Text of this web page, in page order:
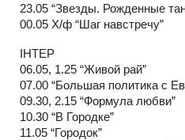
23.05 “Звезды. Рожденные
00.05 Х/ф “Шаг навстречу”
IНТЕР
06.05, 1.25 “Живой рай”
07.00 “Большая политика с
09.30, 2.15 “Формула любви”
10.30 “В Городке”
11.05 “Городок”